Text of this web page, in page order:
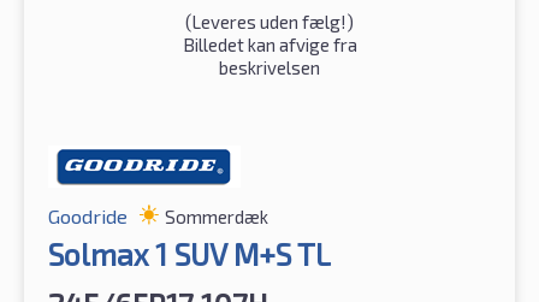
(Leveres uden fælg!)
Billedet kan afvige fra
beskrivelsen
Goodride Sommerdæk
Solmax 1 SUV M+S TL